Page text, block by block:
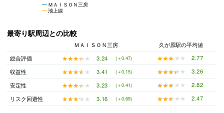
ＭＡＩＳＯＮ三房
池上線
最寄り駅周辺との比較
ＭＡＩＳＯＮ三房
久が原駅の平均値
総合評価
★★★★★
★★★★★ 3.24 (＋0.47) ★★★★★
★★★★★
2.77
収益性
★★★★★
★★★★★ 3.41 (＋0.15) ★★★★★
★★★★★
3.26
安定性
★★★★★
★★★★★ 3.23 (＋0.41) ★★★★★
★★★★★
2.82
リスク回避性
★★★★★
★★★★★ 3.16 (＋0.69) ★★★★★
★★★★★ 2.47